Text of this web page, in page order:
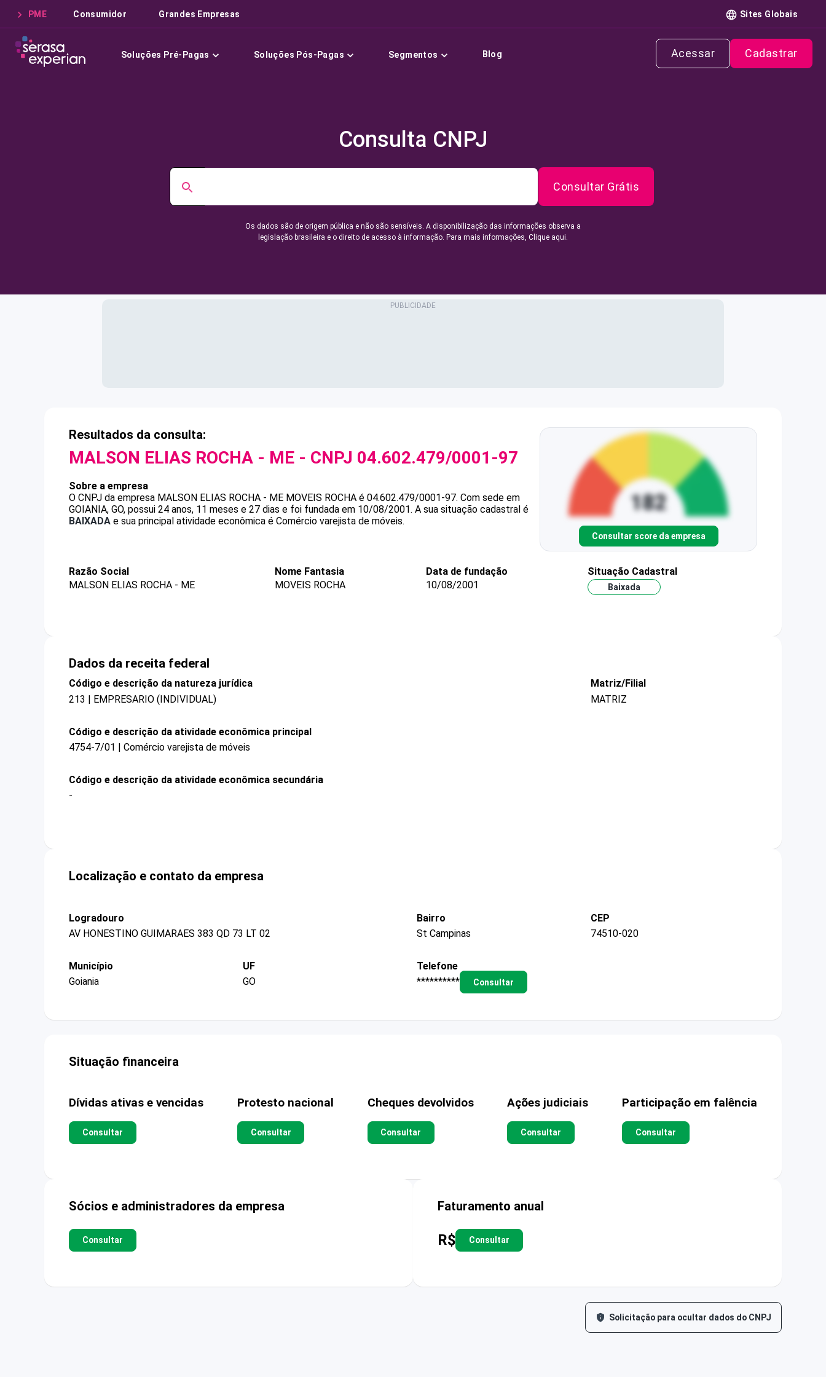
PME Consumidor Grandes Empresas Sites Globais
Soluções Pré-Pagas Soluções Pós-Pagas Segmentos Blog Acessar Cadastrar
Consulta CNPJ
Consultar Grátis
Os dados são de origem pública e não são sensíveis. A disponibilização das informações observa a
legislação brasileira e o direito de acesso à informação. Para mais informações, Clique aqui.
Resultados da consulta:
MALSON ELIAS ROCHA - ME - CNPJ 04.602.479/0001-97
Sobre a empresa
O CNPJ da empresa MALSON ELIAS ROCHA - ME MOVEIS ROCHA é 04.602.479/0001-97. Com sede em
GOIANIA, GO, possui 24 anos, 11 meses e 27 dias e foi fundada em 10/08/2001. A sua situação cadastral é
BAIXADA e sua principal atividade econômica é Comércio varejista de móveis.
Consultar score da empresa
Razão Social
MALSON ELIAS ROCHA - ME
Nome Fantasia
MOVEIS ROCHA
Data de fundação
10/08/2001
Situação Cadastral
Baixada
Dados da receita federal
Código e descrição da natureza jurídica
213 | EMPRESARIO (INDIVIDUAL)
Matriz/Filial
MATRIZ
Código e descrição da atividade econômica principal
4754-7/01 | Comércio varejista de móveis
Código e descrição da atividade econômica secundária
-
Localização e contato da empresa
Logradouro
AV HONESTINO GUIMARAES 383 QD 73 LT 02
Bairro
St Campinas
CEP
74510-020
Município
Goiania
UF
GO
Telefone
**********
Consultar
Situação financeira
Dívidas ativas e vencidas
Consultar
Protesto nacional
Consultar
Cheques devolvidos
Consultar
Ações judiciais
Consultar
Participação em falência
Consultar
Sócios e administradores da empresa
Consultar
Faturamento anual
R$ Consultar
Solicitação para ocultar dados do CNPJ